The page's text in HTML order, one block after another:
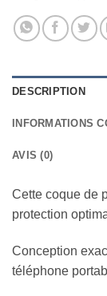
DESCRIPTION
INFORMATIONS
AVIS (0)
Cette coque de
protection
Conception
téléphone